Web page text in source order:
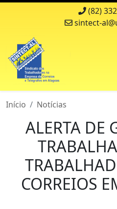
(82)
sintect-
Início Notícias
ALERTA DE
CORREIOS